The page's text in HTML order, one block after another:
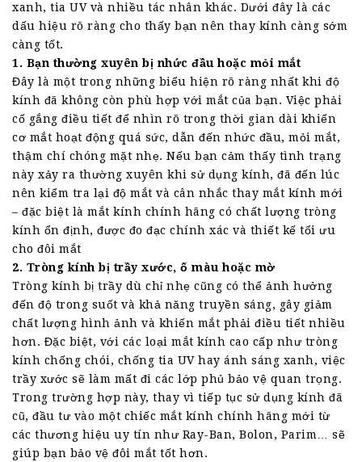
xanh, tia UV và nhiều tác nhân khác. Dưới đây là các
dấu hiệu rõ ràng cho thấy bạn nên thay kính càng sớm
càng tốt.
1. Bạn thường xuyên bị nhức đầu hoặc mỏi mắt
Đây là một trong những biểu hiện rõ ràng nhất khi độ
kính đã không còn phù hợp với mắt của bạn. Việc phải
cố gắng điều tiết để nhìn rõ trong thời gian dài khiến
cơ mắt hoạt động quá sức, dẫn đến nhức đầu, mỏi mắt,
thậm chí chóng mặt nhẹ. Nếu bạn cảm thấy tình trạng
này xảy ra thường xuyên khi sử dụng kính, đã đến lúc
nên kiểm tra lại độ mắt và cân nhắc thay mắt kính mới
– đặc biệt là mắt kính chính hãng có chất lượng tròng
kính ổn định, được đo đạc chính xác và thiết kế tối ưu
cho đôi mắt
2. Tròng kính bị trầy xước, ố màu hoặc mờ
Tròng kính bị trầy dù chỉ nhẹ cũng có thể ảnh hưởng
đến độ trong suốt và khả năng truyền sáng, gây giảm
chất lượng hình ảnh và khiến mắt phải điều tiết nhiều
hơn. Đặc biệt, với các loại mắt kính cao cấp như tròng
kính chống chói, chống tia UV hay ánh sáng xanh, việc
trầy xước sẽ làm mất đi các lớp phủ bảo vệ quan trọng.
Trong trường hợp này, thay vì tiếp tục sử dụng kính đã
cũ, đầu tư vào một chiếc mắt kính chính hãng mới từ
các thương hiệu uy tín như Ray-Ban, Bolon, Parim… sẽ
giúp bạn bảo vệ đôi mắt tốt hơn.